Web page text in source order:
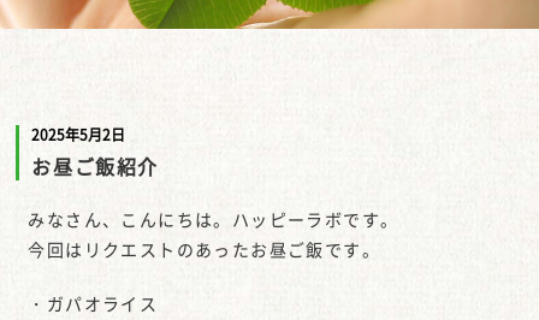
2025年5月2日
お昼ご飯紹介
みなさん、こんにちは。ハッピーラボです。
今回はリクエストのあったお昼ご飯です。
・ガパオライス